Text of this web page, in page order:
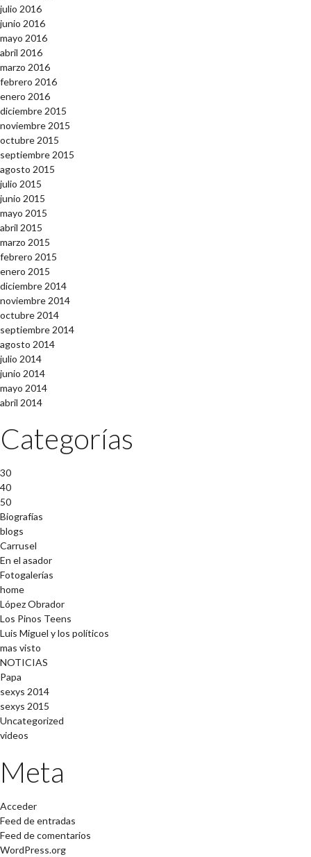
julio 2016
junio 2016
mayo 2016
abril 2016
marzo 2016
febrero 2016
enero 2016
diciembre 2015
noviembre 2015
octubre 2015
septiembre 2015
agosto 2015
julio 2015
junio 2015
mayo 2015
abril 2015
marzo 2015
febrero 2015
enero 2015
diciembre 2014
noviembre 2014
octubre 2014
septiembre 2014
agosto 2014
julio 2014
junio 2014
mayo 2014
abril 2014
Categorías
30
40
50
Biografías
blogs
Carrusel
En el asador
Fotogalerías
home
López Obrador
Los Pinos Teens
Luis Miguel y los políticos
mas visto
NOTICIAS
Papa
sexys 2014
sexys 2015
Uncategorized
videos
Meta
Acceder
Feed de entradas
Feed de comentarios
WordPress.org